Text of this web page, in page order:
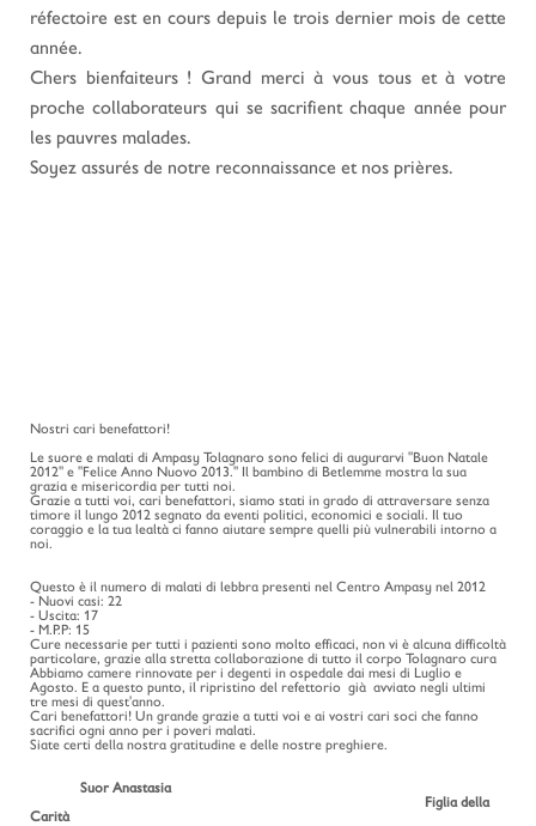
réfectoire est en cours depuis le trois dernier mois de cette
année.
Chers bienfaiteurs ! Grand merci à vous tous et à votre
proche collaborateurs qui se sacrifient chaque année pour
les pauvres malades.
Soyez assurés de notre reconnaissance et nos prières.
Nostri cari benefattori!
Le suore e malati di Ampasy Tolagnaro sono felici di augurarvi "Buon Natale
2012" e "Felice Anno Nuovo 2013." Il bambino di Betlemme mostra la sua
grazia e misericordia per tutti noi.
Grazie a tutti voi, cari benefattori, siamo stati in grado di attraversare senza
timore il lungo 2012 segnato da eventi politici, economici e sociali. Il tuo
coraggio e la tua lealtà ci fanno aiutare sempre quelli più vulnerabili intorno a
noi.
Questo è il numero di malati di lebbra presenti nel Centro Ampasy nel 2012
- Nuovi casi: 22
- Uscita: 17
- M.P.P: 15
Cure necessarie per tutti i pazienti sono molto efficaci, non vi è alcuna difficoltà
particolare, grazie alla stretta collaborazione di tutto il corpo Tolagnaro cura
Abbiamo camere rinnovate per i degenti in ospedale dai mesi di L uglio e
Agosto. E a questo punto, il ripristino del refettorio già avviato negli ultimi
tre mesi di quest'anno.
Cari benefattori! Un grande grazie a tutti voi e ai vostri cari soci che fanno
sacrifici ogni anno per i poveri malati.
Siate certi della nostra gratitudine e delle nostre preghiere.
Suor Anastasia
Figlia della
Carità